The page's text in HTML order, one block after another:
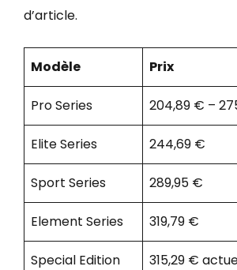
d’article.
Modèle Prix
Pro Series 204,89 € –
Elite Series 244,69 €
Sport Series 289,95 €
Element Series 319,79 €
Special Edition 315,29 €